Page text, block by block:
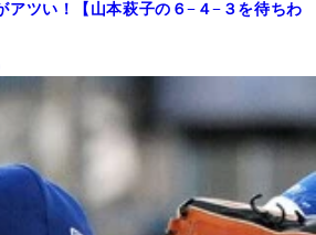
アツい！【山本萩子の６−４−３を待ちわ